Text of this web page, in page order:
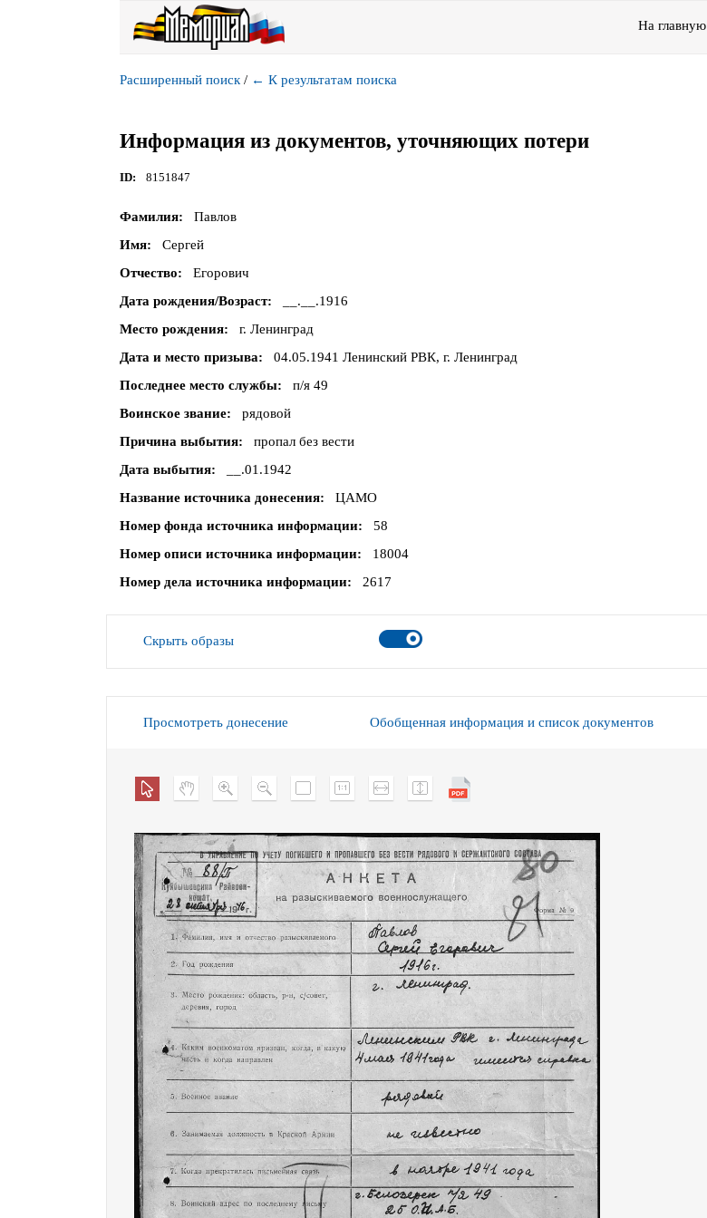
На главную
Расширенный поиск / ← К результатам поиска
Информация из документов, уточняющих потери
ID 8151847
Фамилия
Павлов
Имя
Сергей
Отчество
Егорович
Дата рождения/Возраст
__.__.1916
Место рождения
г. Ленинград
Дата и место призыва
04.05.1941 Ленинский РВК, г. Ленинград
Последнее место службы
п/я 49
Воинское звание
рядовой
Причина выбытия
пропал без вести
Дата выбытия
__.01.1942
Название источника донесения
ЦАМО
Номер фонда источника информации
58
Номер описи источника информации
18004
Номер дела источника информации
2617
Скрыть образы
Просмотреть донесение Обобщенная информация и список документов